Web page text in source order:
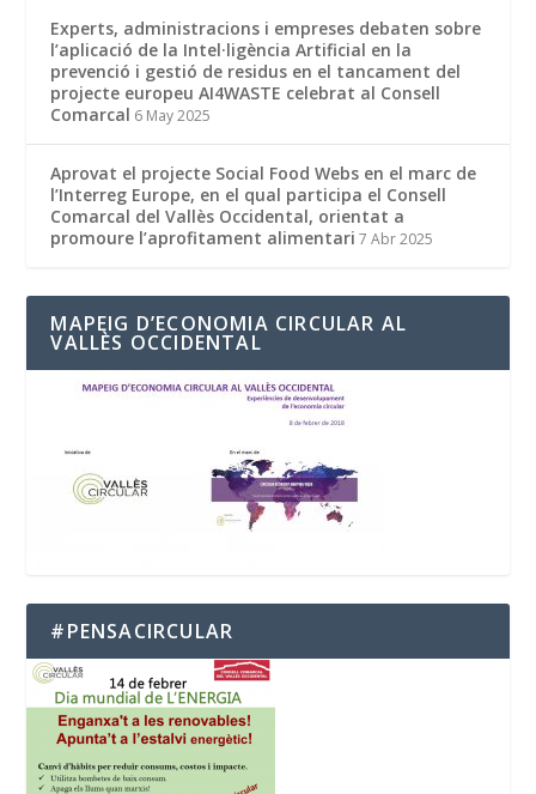
Experts, administracions i empreses debaten sobre
l’aplicació de la Intel·ligència Artificial en la
prevenció i gestió de residus en el tancament del
projecte europeu AI4WASTE celebrat al Consell
Comarcal 6 May 2025
Aprovat el projecte Social Food Webs en el marc de
l’Interreg Europe, en el qual participa el Consell
Comarcal del Vallès Occidental, orientat a
promoure l’aprofitament alimentari 7 Abr 2025
MAPEIG D’ECONOMIA CIRCULAR AL
VALLÈS OCCIDENTAL
#PENSACIRCULAR